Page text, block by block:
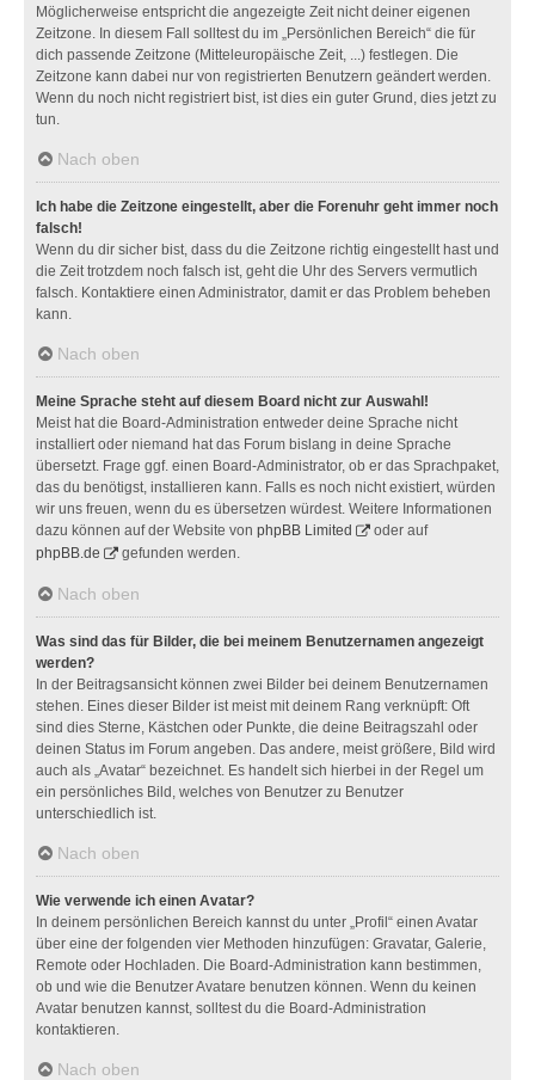
Möglicherweise entspricht die angezeigte Zeit nicht deiner eigenen
Zeitzone. In diesem Fall solltest du im „Persönlichen Bereich“ die für
dich passende Zeitzone (Mitteleuropäische Zeit, ...) festlegen. Die
Zeitzone kann dabei nur von registrierten Benutzern geändert werden.
Wenn du noch nicht registriert bist, ist dies ein guter Grund, dies jetzt zu
tun.
Nach oben
Ich habe die Zeitzone eingestellt, aber die Forenuhr geht immer noch
falsch!
Wenn du dir sicher bist, dass du die Zeitzone richtig eingestellt hast und
die Zeit trotzdem noch falsch ist, geht die Uhr des Servers vermutlich
falsch. Kontaktiere einen Administrator, damit er das Problem beheben
kann.
Nach oben
Meine Sprache steht auf diesem Board nicht zur Auswahl!
Meist hat die Board-Administration entweder deine Sprache nicht
installiert oder niemand hat das Forum bislang in deine Sprache
übersetzt. Frage ggf. einen Board-Administrator, ob er das Sprachpaket,
das du benötigst, installieren kann. Falls es noch nicht existiert, würden
wir uns freuen, wenn du es übersetzen würdest. Weitere Informationen
dazu können auf der Website von phpBB Limited
oder auf
phpBB.de
gefunden werden.
Nach oben
Was sind das für Bilder, die bei meinem Benutzernamen angezeigt
werden?
In der Beitragsansicht können zwei Bilder bei deinem Benutzernamen
stehen. Eines dieser Bilder ist meist mit deinem Rang verknüpft: Oft
sind dies Sterne, Kästchen oder Punkte, die deine Beitragszahl oder
deinen Status im Forum angeben. Das andere, meist größere, Bild wird
auch als „Avatar“ bezeichnet. Es handelt sich hierbei in der Regel um
ein persönliches Bild, welches von Benutzer zu Benutzer
unterschiedlich ist.
Nach oben
Wie verwende ich einen Avatar?
In deinem persönlichen Bereich kannst du unter „Profil“ einen Avatar
über eine der folgenden vier Methoden hinzufügen: Gravatar, Galerie,
Remote oder Hochladen. Die Board-Administration kann bestimmen,
ob und wie die Benutzer Avatare benutzen können. Wenn du keinen
Avatar benutzen kannst, solltest du die Board-Administration
kontaktieren.
Nach oben